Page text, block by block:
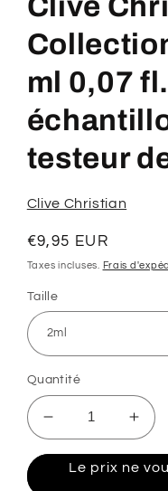
1
dans
une
fenêtre
Clive
ml 0,07
testeur
Clive Christian
Prix
habituel
€9,95 EUR
Taxes incluses. Frais
Taille
Quantité
Réduire
la
quantité
la
Le prix ne